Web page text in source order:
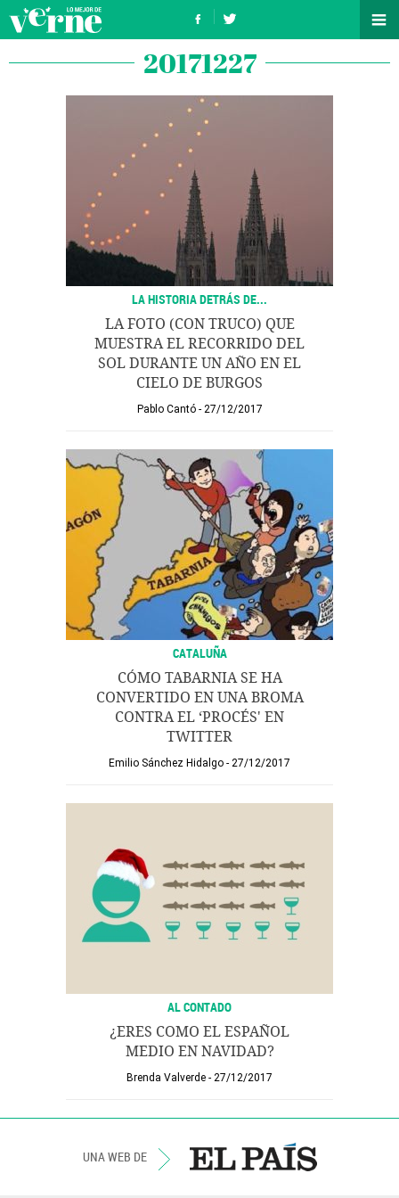
20171227
LA HISTORIA DETRÁS DE...
LA FOTO (CON TRUCO) QUE
MUESTRA EL RECORRIDO DEL
SOL DURANTE UN AÑO EN EL
CIELO DE BURGOS
Pablo Cantó 27/12/2017
CATALUÑA
CÓMO TABARNIA SE HA
CONVERTIDO EN UNA BROMA
CONTRA EL ‘PROCÉS' EN
TWITTER
Emilio Sánchez Hidalgo 27/12/2017
AL CONTADO
¿ERES COMO EL ESPAÑOL
MEDIO EN NAVIDAD?
Brenda Valverde 27/12/2017
UNA WEB DE